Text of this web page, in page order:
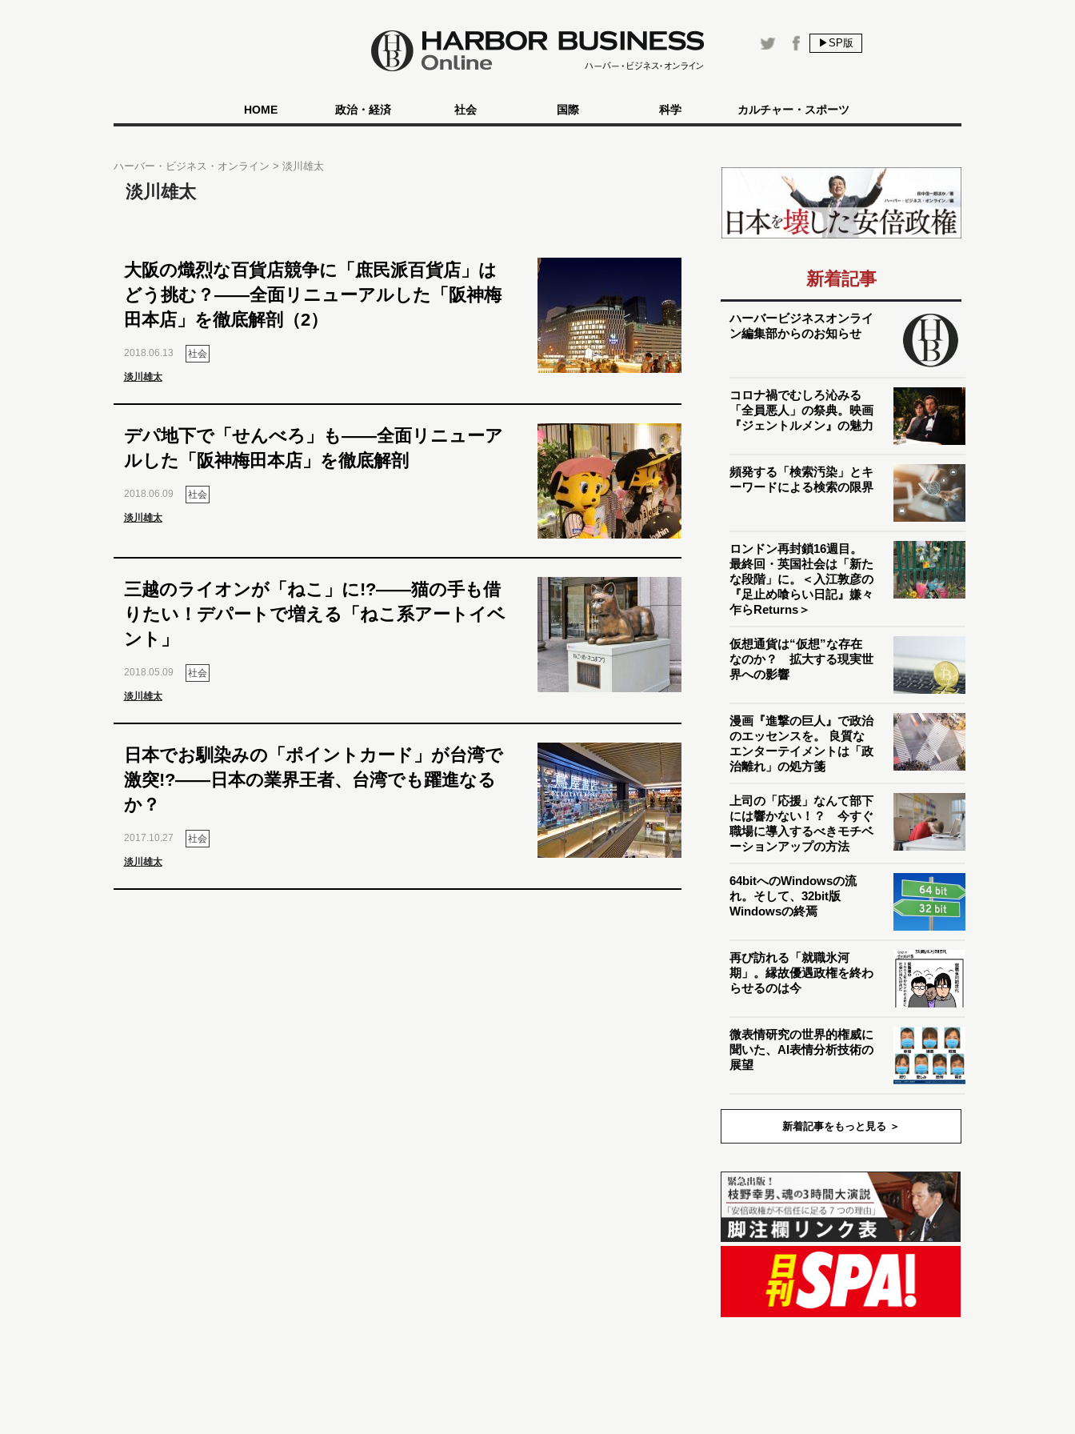
▶SP版
HOME 政治・経済 社会 国際 科学 カルチャー・スポーツ
ハーバー・ビジネス・オンライン 淡川雄太
淡川雄太
大阪の熾烈な百貨店競争に「庶民派百貨店」は
どう挑む？――全面リニューアルした「阪神梅
田本店」を徹底解剖（2）
2018.06.13 社会
淡川雄太
デパ地下で「せんべろ」も――全面リニューア
ルした「阪神梅田本店」を徹底解剖
2018.06.09 社会
淡川雄太
三越のライオンが「ねこ」に!?――猫の手も借
りたい！デパートで増える「ねこ系アートイベ
ント」
2018.05.09 社会
淡川雄太
日本でお馴染みの「ポイントカード」が台湾で
激突!?――日本の業界王者、台湾でも躍進なる
か？
2017.10.27 社会
淡川雄太
新着記事
ハーバービジネスオンライ
ン編集部からのお知らせ
コロナ禍でむしろ沁みる
「全員悪人」の祭典。映画
『ジェントルメン』の魅力
頻発する「検索汚染」とキ
ーワードによる検索の限界
ロンドン再封鎖16週目。
最終回・英国社会は「新た
な段階」に。＜入江敦彦の
『足止め喰らい日記』嫌々
乍らReturns＞
仮想通貨は“仮想”な存在
なのか？ 拡大する現実世
界への影響
漫画『進撃の巨人』で政治
のエッセンスを。 良質な
エンターテイメントは「政
治離れ」の処方箋
上司の「応援」なんて部下
には響かない！？ 今すぐ
職場に導入するべきモチベ
ーションアップの方法
64bitへのWindowsの流
れ。そして、32bit版
Windowsの終焉
再び訪れる「就職氷河
期」。縁故優遇政権を終わ
らせるのは今
微表情研究の世界的権威に
聞いた、AI表情分析技術の
展望
新着記事をもっと見る